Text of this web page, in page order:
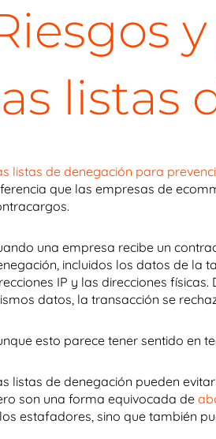
listas
listas de denegación para
que las empresas de
una empresa recibe un
incluidos los datos de la
IP y las direcciones
datos, la transacción se
esto parece tener sentido en
listas de denegación pueden
son una forma equivocada de
estafadores, sino que también